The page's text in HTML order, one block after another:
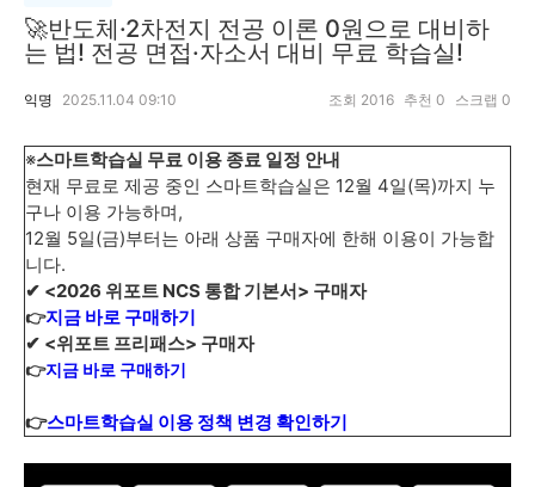
🚀반도체·2차전지 전공 이론 0원으로 대비하
는 법! 전공 면접·자소서 대비 무료 학습실!
익명 2025.11.04 09:10 조회 2016 추천 0 스크랩 0
※스마트학습실 무료 이용 종료 일정 안내
현재 무료로 제공 중인 스마트학습실은 12월 4일(목)까지 누
구나 이용 가능하며,
12월 5일(금)부터는 아래 상품 구매자에 한해 이용이 가능합
니다.
✔ <2026 위포트 NCS 통합 기본서> 구매자
👉지금 바로 구매하기
✔ <위포트 프리패스> 구매자
👉지금 바로 구매하기
👉스마트학습실 이용 정책 변경 확인하기